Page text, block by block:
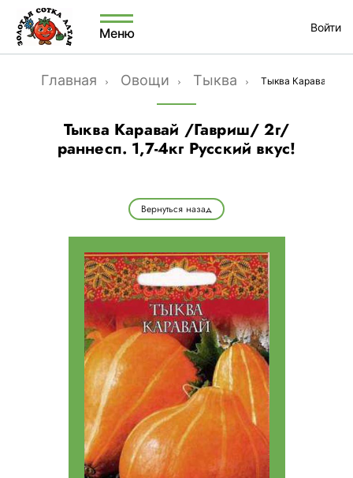
Меню Войти
Главная Овощи Тыква Тыква Каравай /
Тыква Каравай /Гавриш/ 2г/
раннесп. 1,7-4кг Русский вкус!
Вернуться назад